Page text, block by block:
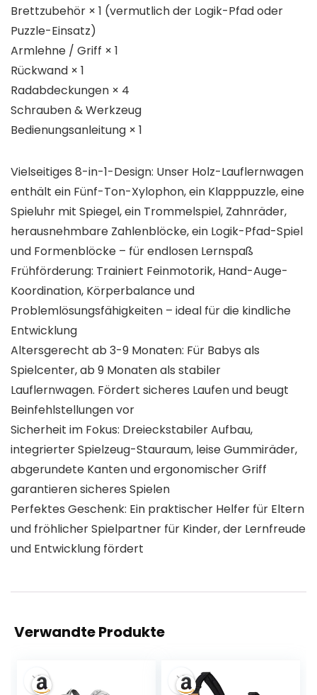
Brettzubehör × 1 (vermutlich der Logik-Pfad oder
Puzzle-Einsatz)
Armlehne / Griff × 1
Rückwand × 1
Radabdeckungen × 4
Schrauben & Werkzeug
Bedienungsanleitung × 1
Vielseitiges 8-in-1-Design:​​ Unser Holz-Lauflernwagen
enthält ein Fünf-Ton-Xylophon, ein Klapppuzzle, eine
Spieluhr mit Spiegel, ein Trommelspiel, Zahnräder,
herausnehmbare Zahlenblöcke, ein Logik-Pfad-Spiel
und Formenblöcke – für endlosen Lernspaß
Frühförderung:​​ Trainiert Feinmotorik, Hand-Auge-
Koordination, Körperbalance und
Problemlösungsfähigkeiten – ideal für die kindliche
Entwicklung
Altersgerecht ab 3-9 Monaten:​​ Für Babys als
Spielcenter, ab 9 Monaten als stabiler
Lauflernwagen. Fördert sicheres Laufen und beugt
Beinfehlstellungen vor
Sicherheit im Fokus:​​ Dreieckstabiler Aufbau,
integrierter Spielzeug-Stauraum, leise Gummiräder,
abgerundete Kanten und ergonomischer Griff
garantieren sicheres Spielen
Perfektes Geschenk:​​ Ein praktischer Helfer für Eltern
und fröhlicher Spielpartner für Kinder, der Lernfreude
und Entwicklung fördert
Verwandte Produkte